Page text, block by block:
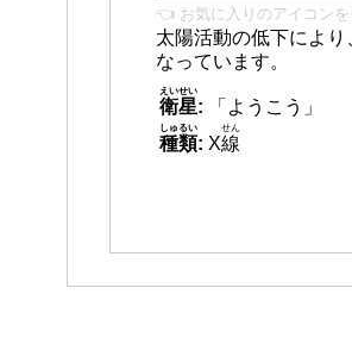
👈 お気に入りのアイコンを
太陽活動の低下によ
なっています。
衛星
えいせい
:
「ようこう」
種類
しゅるい
: X線
せん